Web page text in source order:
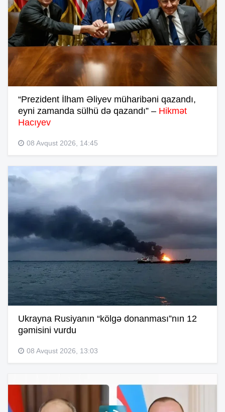
“Prezident İlham Əliyev müharibəni qazandı,
eyni zamanda sülhü də qazandı” – Hikmət
Hacıyev
08 Avqust 2026, 14:45
Ukrayna Rusiyanın “kölgə donanması”nın 12
gəmisini vurdu
08 Avqust 2026, 13:03